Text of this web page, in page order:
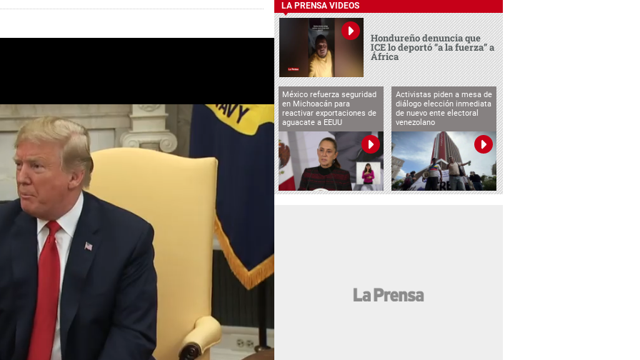
LA PRENSA VIDEOS
Hondureño denuncia que
ICE lo deportó “a la fuerza” a
África
México refuerza seguridad
en Michoacán para
reactivar exportaciones de
aguacate a EEUU
Activistas piden a mesa de
diálogo elección inmediata
de nuevo ente electoral
venezolano